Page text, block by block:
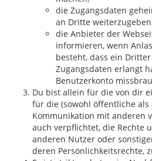
die Zugangsdaten
an Dritte
die Anbieter der
informieren, wenn
besteht, dass ein
Zugangsdaten erlangt
Benutzerkonto
Du bist allein für die von dir
für die (sowohl öffentliche
Kommunikation mit anderen
auch verpflichtet, die Rechte
anderen Nutzer oder
deren Persönlichkeitsrechte,